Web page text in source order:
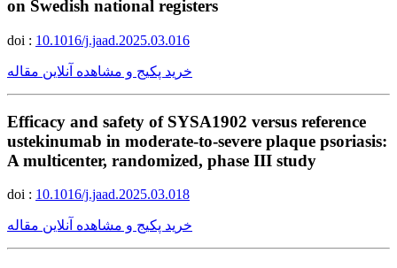
on Swedish national registers
doi : 10.1016/j.jaad.2025.03.016
خرید پکیج و مشاهده آنلاین مقاله
Efficacy and safety of SYSA1902 versus reference
ustekinumab in moderate-to-severe plaque psoriasis:
A multicenter, randomized, phase III study
doi : 10.1016/j.jaad.2025.03.018
خرید پکیج و مشاهده آنلاین مقاله